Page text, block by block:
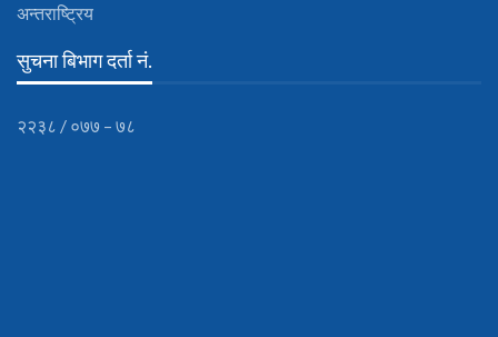
अन्तराष्ट्रिय
सुचना बिभाग दर्ता नं.
२२३८ / ०७७ – ७८